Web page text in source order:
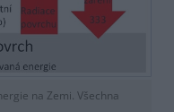
na Zemi. Všechna